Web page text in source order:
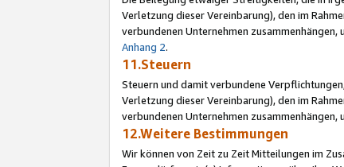
Verletzung dieser Vereinbarung), den im
verbundenen Unternehmen
Anhang 2.
11.Steuern
Steuern und damit verbundene
Verletzung dieser Vereinbarung), den im
verbundenen Unternehmen
12.Weitere Bestimmungen
Wir können von Zeit zu Zeit Mitteilungen im